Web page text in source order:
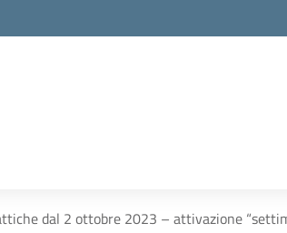
dal 2 ottobre 2023 – attivazione